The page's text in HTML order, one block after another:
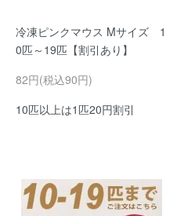
冷凍ピンクマウス Mサイズ 1
0匹～19匹【割引あり】
82円(税込90円)
10匹以上は1匹20円割引